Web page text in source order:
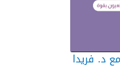
د. فريدا